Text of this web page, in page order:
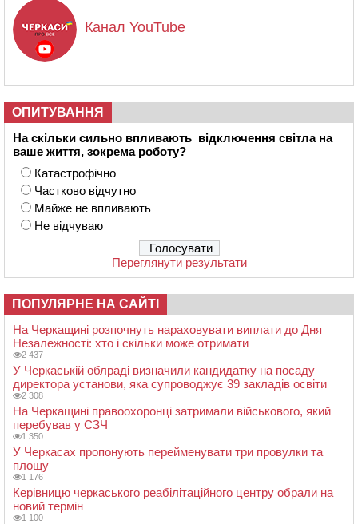
Канал YouTube
ОПИТУВАННЯ
На скільки сильно впливають відключення світла на
ваше життя, зокрема роботу?
Катастрофічно
Частково відчутно
Майже не впливають
Не відчуваю
Переглянути результати
ПОПУЛЯРНЕ НА САЙТІ
На Черкащині розпочнуть нараховувати виплати до Дня
Незалежності: хто і скільки може отримати
2 437
У Черкаській облраді визначили кандидатку на посаду
директора установи, яка супроводжує 39 закладів освіти
2 308
На Черкащині правоохоронці затримали військового, який
перебував у СЗЧ
1 350
У Черкасах пропонують перейменувати три провулки та
площу
1 176
Керівницю черкаського реабілітаційного центру обрали на
новий термін
1 100